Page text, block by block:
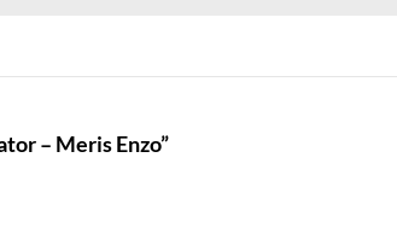
– Meris Enzo”